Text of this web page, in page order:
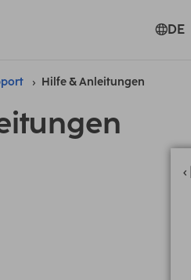
DE
Hilfe & Anleitungen